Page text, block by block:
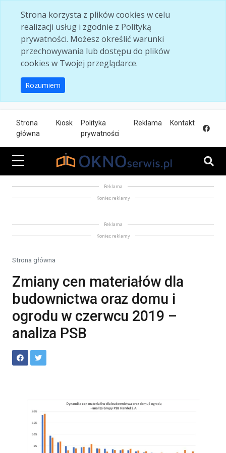
Strona korzysta z plików cookies w celu
realizacji usług i zgodnie z Polityką
prywatności. Możesz określić warunki
przechowywania lub dostępu do plików
cookies w Twojej przeglądarce.
Rozumiem
Strona
główna
Kiosk
Polityka
prywatności
Reklama Kontakt
Reklama
Koniec reklamy
Reklama
Koniec reklamy
Strona główna
Zmiany cen materiałów dla
budownictwa oraz domu i
ogrodu w czerwcu 2019 –
analiza PSB